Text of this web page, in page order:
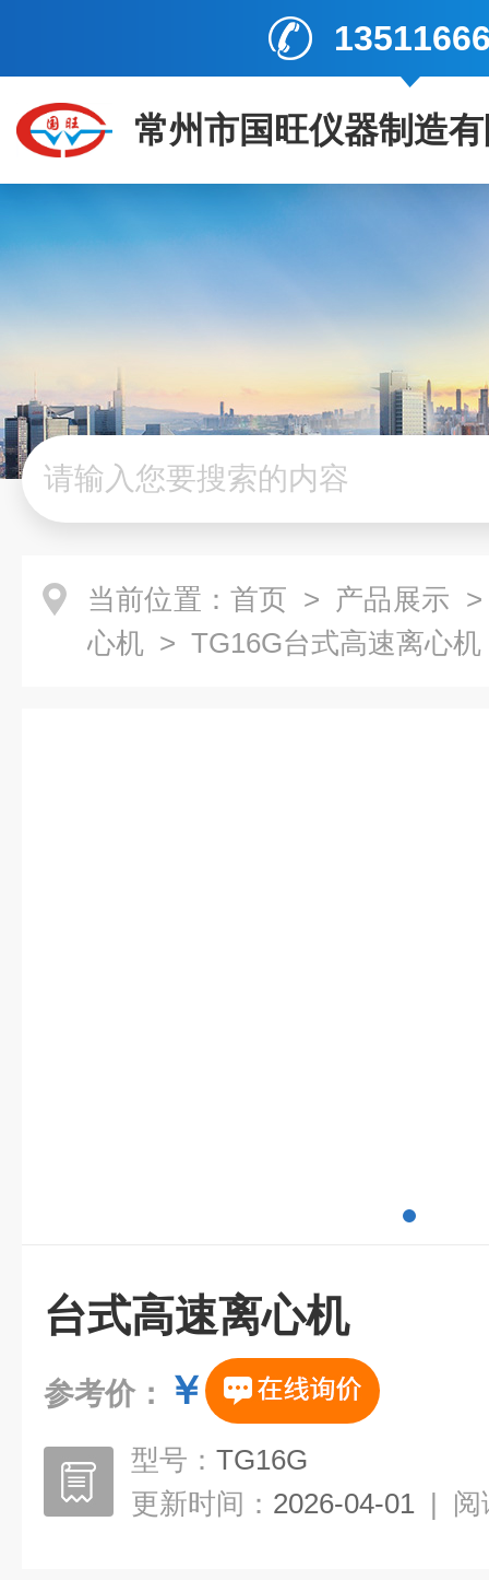
常州市国旺仪器制造
当前位置： 首页 > 产品展示
心机 > TG16G台式高速离心机
台式高速离心机
参考价： ￥
型号： TG16G
更新时间： 2026-04-01 | 阅